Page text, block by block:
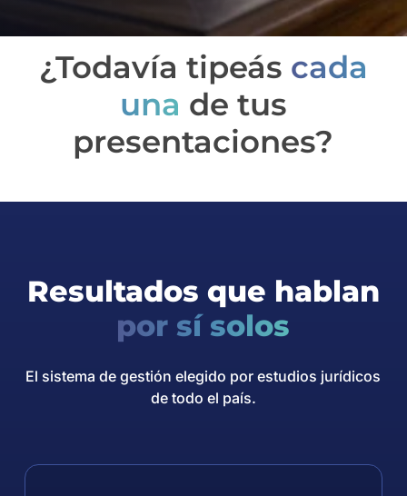
¿Todavía tipeás cada
una de tus
presentaciones?
Resultados que hablan
por sí solos
El sistema de gestión elegido por estudios jurídicos
de todo el país.